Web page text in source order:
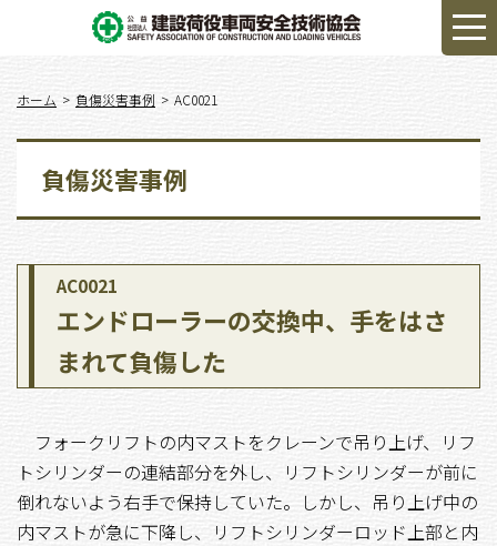
ホーム 負傷災害事例 AC0021
負傷災害事例
AC0021
エンドローラーの交換中、手をはさ
まれて負傷した
フォークリフトの内マストをクレーンで吊り上げ、リフ
トシリンダーの連結部分を外し、リフトシリンダーが前に
倒れないよう右手で保持していた。しかし、吊り上げ中の
内マストが急に下降し、リフトシリンダーロッド上部と内